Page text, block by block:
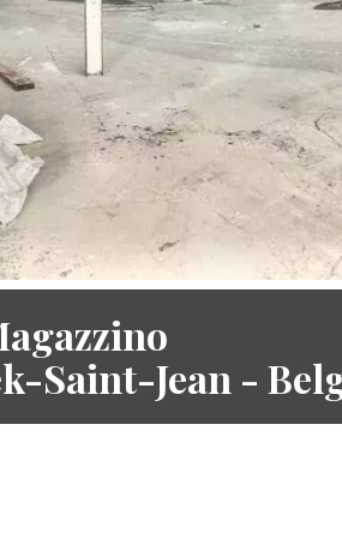
Saint-Jean -